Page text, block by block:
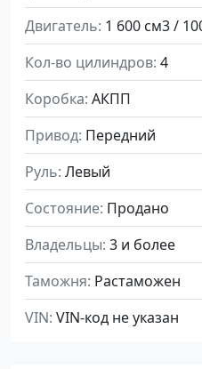
Двигатель 1 600 см3 /
Кол-во цилиндров 4
Коробка АКПП
Привод Передний
Руль Левый
Состояние Продано
Владельцы 3 и более
Таможня Растаможен
VIN VIN-код не указан